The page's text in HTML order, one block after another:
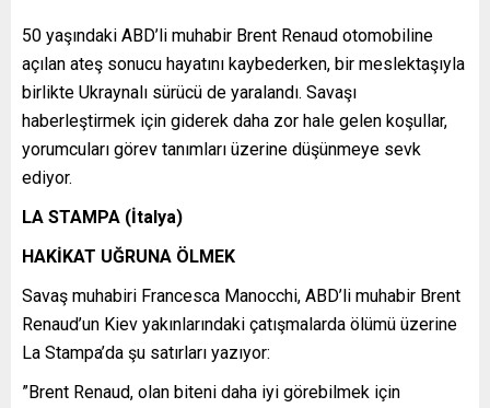
50 yaşındaki ABD’li muhabir Brent Renaud otomobiline
açılan ateş sonucu hayatını kaybederken, bir meslektaşıyla
birlikte Ukraynalı sürücü de yaralandı. Savaşı
haberleştirmek için giderek daha zor hale gelen koşullar,
yorumcuları görev tanımları üzerine düşünmeye sevk
ediyor.
LA STAMPA (İtalya)
HAKİKAT UĞRUNA ÖLMEK
Savaş muhabiri Francesca Manocchi, ABD’li muhabir Brent
Renaud’un Kiev yakınlarındaki çatışmalarda ölümü üzerine
La Stampa’da şu satırları yazıyor:
”Brent Renaud, olan biteni daha iyi görebilmek için